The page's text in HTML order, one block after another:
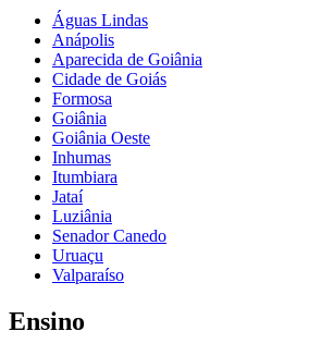
Águas Lindas
Anápolis
Aparecida de Goiânia
Cidade de Goiás
Formosa
Goiânia
Goiânia Oeste
Inhumas
Itumbiara
Jataí
Luziânia
Senador Canedo
Uruaçu
Valparaíso
Ensino